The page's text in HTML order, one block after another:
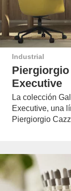
Industrial
Piergiorgio
Executive
La colección
Executive, una
Piergiorgio